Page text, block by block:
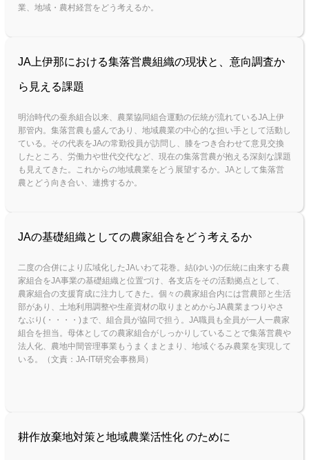
業、地域・農村経営をどう考えるか。
JA上伊那における集落営農組織の現状と、意向調査か
ら見える課題
明治時代の蚕糸組合以来、農業協同組合運動の伝統が流れているJA上伊
那管内。集落営農も盛んであり、地域農業の中心的な担い手として活動し
ている。その代表をJAの常勤役員が訪問し、膝をつき合わせて意見交換
したところ、労働力や世代交代など、現在の集落営農が抱える深刻な課題
も見えてきた。これからの地域農業をどう展望するか。JAとして集落営
農とどう向き合い、連携するか。
JAの基礎組織としての農家組合をどう考えるか
二度の合併により広域化したJAいわて花巻。結(ゆい)の伝統に由来する農
家組合をJA事業の基礎組織と位置づけ、各支店をその活動拠点として、
農家組合の支援育成に注力してきた。個々の農家組合内には営農部と生活
部があり、土地利用調整や生産資材の取りまとめからJA農業まつりやさ
なぶり(・・・・)まで、組合員が協同で担う。JA職員も全員が一人一農家
組合を担当。母体としての農家組合がしっかりしていることで集落営農や
法人化、農地中間管理事業もうまくまとまり、地域ぐるみ農業を実現して
いる。（文責：JA-IT研究会事務局）
耕作放棄地対策と地域農業活性化 のために